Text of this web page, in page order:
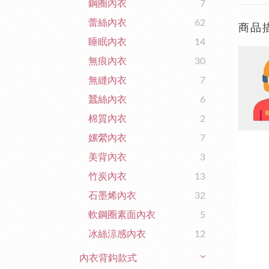
鋼圈內衣
7
蕾絲內衣
62
睡眠內衣
14
無痕內衣
30
無縫內衣
7
蠶絲內衣
6
棉質內衣
2
嫘縈內衣
7
美背內衣
3
竹炭內衣
13
石墨烯內衣
32
軟鋼圈素面內衣
5
冰絲涼感內衣
12
內衣背鈎款式
商品